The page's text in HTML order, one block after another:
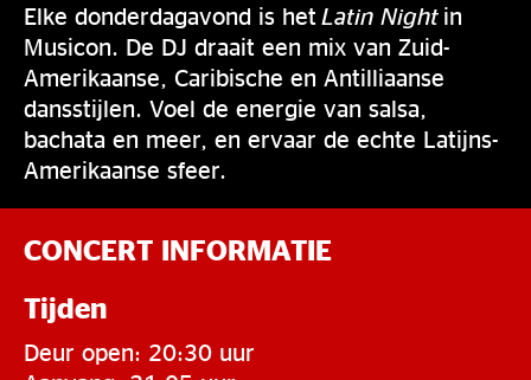
Elke donderdagavond is het Latin Night in
Musicon. De DJ draait een mix van Zuid-
Amerikaanse, Caribische en Antilliaanse
dansstijlen. Voel de energie van salsa,
bachata en meer, en ervaar de echte Latijns-
Amerikaanse sfeer.
CONCERT INFORMATIE
Tijden
Deur open: 20:30 uur